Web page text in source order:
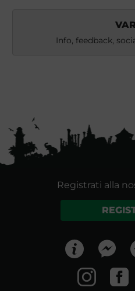
Info, feedback,
Registrati alla